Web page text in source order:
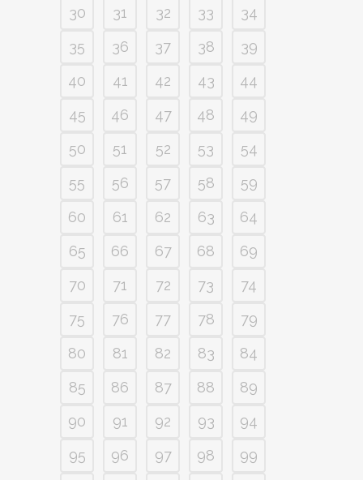
30
31 32 33
34
35
36 37 38
39
40
41 42 43
44
45
46 47 48
49
50
51 52 53
54
55
56 57 58
59
60
61 62 63
64
65
66 67 68
69
70
71 72 73
74
75
76 77 78
79
80
81 82 83
84
85
86 87 88
89
90
91 92 93
94
95
96 97 98
99